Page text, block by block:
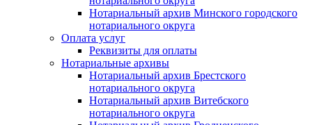
Нотариальный архив Минского городского
нотариального округа
Оплата услуг
Реквизиты для оплаты
Нотариальные архивы
Нотариальный архив Брестского
нотариального округа
Нотариальный архив Витебского
нотариального округа